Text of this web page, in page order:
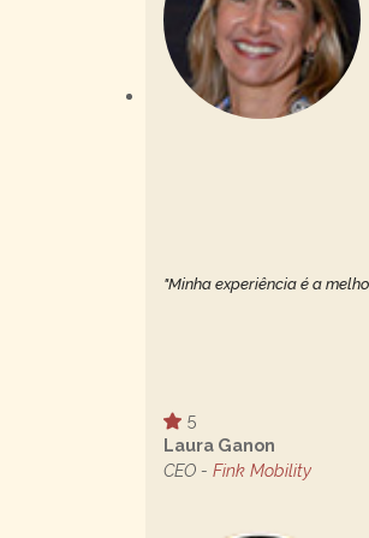
"Minha experiência é a
5
Laura Ganon
CEO - Fink Mobility